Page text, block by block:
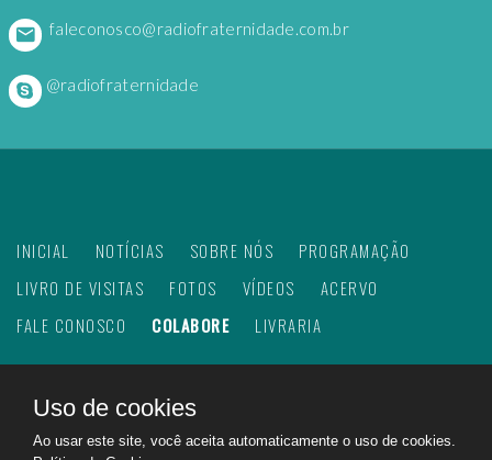
faleconosco@radiofraternidade.com.br
@radiofraternidade
INICIAL NOTÍCIAS SOBRE NÓS
PROGRAMAÇÃO
LIVRO DE VISITAS
FOTOS VÍDEOS
ACERVO
FALE CONOSCO
COLABORE LIVRARIA
2026Web Rádio Fraternidade. Todos os direitos
reservados.
Uso de cookies
Ao usar este site, você aceita automaticamente o uso de cookies.